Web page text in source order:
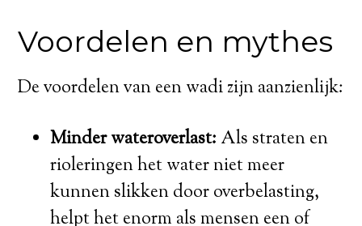
Voordelen en mythes
De voordelen van een wadi zijn aanzienlijk:
Minder wateroverlast: Als straten en
rioleringen het water niet meer
kunnen slikken door overbelasting,
helpt het enorm als mensen een of